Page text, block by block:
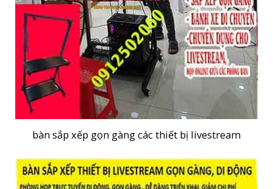
bàn sắp xếp gọn gàng các thiết bị livestream